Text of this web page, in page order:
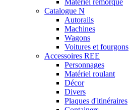
Matériel remorqué
Catalogue N
Autorails
Machines
Wagons
Voitures et fourgons
Accessoires REE
Personnages
Matériel roulant
Décor
Divers
Plaques d'itinéraires